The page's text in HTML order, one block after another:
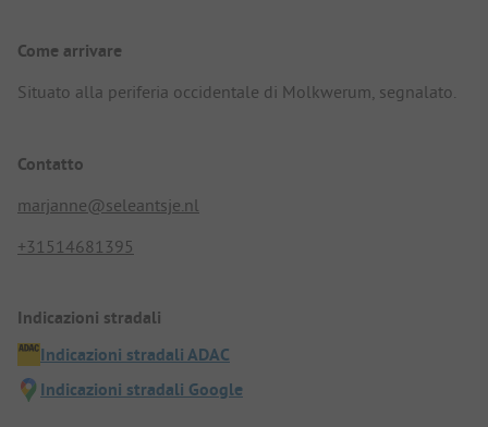
Come arrivare
Situato alla periferia occidentale di Molkwerum, segnalato.
Contatto
marjanne@seleantsje.nl
+31514681395
Indicazioni stradali
Indicazioni stradali ADAC
Indicazioni stradali Google